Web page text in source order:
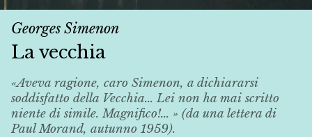
Georges Simenon
La vecchia
«Aveva ragione, caro Simenon, a dichiararsi
soddisfatto della Vecchia... Lei non ha mai scritto
niente di simile. Magnifico!... » (da una lettera di
Paul Morand, autunno 1959).